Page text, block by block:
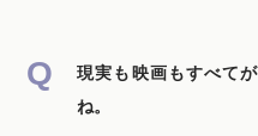
現実も映画もすべて
ね。